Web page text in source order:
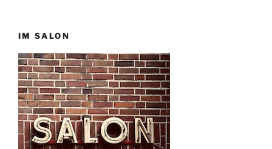
IM SALON